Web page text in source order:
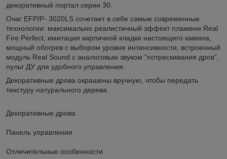
декоративный портал серии 30.
Очаг EFP/P- 3020LS сочетает в себе самые современные
технологии: максимально реалистичный эффект пламени Real
Fire Perfect, имитация кирпичной кладки настоящего камина,
мощный обогрев с выбором уровня интенсивности, встроенный
модуль Real Sound с аналоговым звуком "потрескивания дров",
пульт ДУ для удобного управления.
Декоративные дрова окрашены вручную, чтобы передать
текстуру натурального дерева.
Декоративные дрова
Панель управления
Отличительные особенности